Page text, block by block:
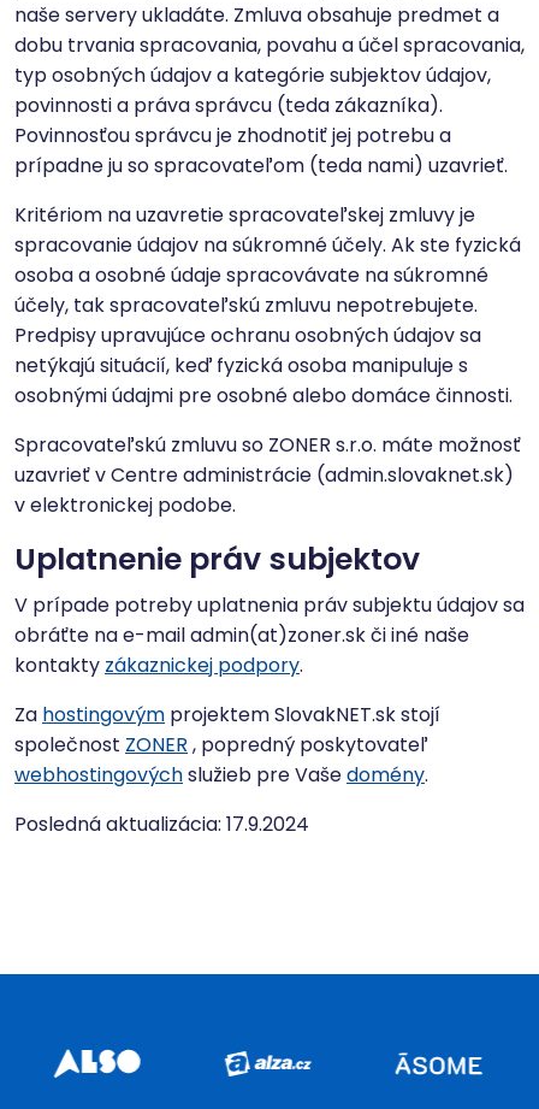
naše servery ukladáte. Zmluva obsahuje predmet a
dobu trvania spracovania, povahu a účel spracovania,
typ osobných údajov a kategórie subjektov údajov,
povinnosti a práva správcu (teda zákazníka).
Povinnosťou správcu je zhodnotiť jej potrebu a
prípadne ju so spracovateľom (teda nami) uzavrieť.
Kritériom na uzavretie spracovateľskej zmluvy je
spracovanie údajov na súkromné ​​účely. Ak ste fyzická
osoba a osobné údaje spracovávate na súkromné ​​
účely, tak spracovateľskú zmluvu nepotrebujete.
Predpisy upravujúce ochranu osobných údajov sa
netýkajú situácií, keď fyzická osoba manipuluje s
osobnými údajmi pre osobné alebo domáce činnosti.
Spracovateľskú zmluvu so ZONER s.r.o. máte možnosť
uzavrieť v Centre administrácie (admin.slovaknet.sk)
v elektronickej podobe.
Uplatnenie práv subjektov
V prípade potreby uplatnenia práv subjektu údajov sa
obráťte na e-mail admin(at)zoner.sk či iné naše
kontakty zákaznickej podpory.
Za hostingovým projektem SlovakNET.sk stojí
společnost ZONER , popredný poskytovateľ
webhostingovýchslužieb pre Vašedomény.
Posledná aktualizácia: 17.9.2024